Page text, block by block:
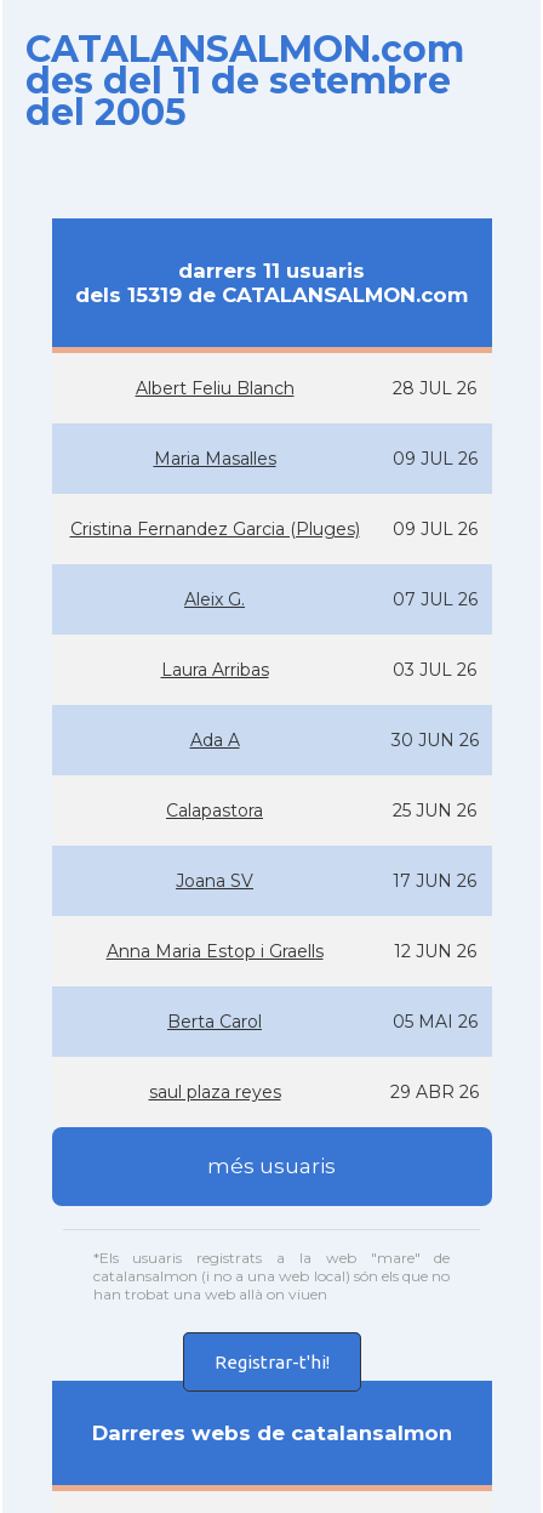
CATALANSALMON.com
des del 11 de setembre
del 2005
darrers 11 usuaris
dels 15319 de CATALANSALMON.com
Albert Feliu Blanch 28 JUL 26
Maria Masalles 09 JUL 26
Cristina Fernandez Garcia (Pluges) 09 JUL 26
Aleix G. 07 JUL 26
Laura Arribas 03 JUL 26
Ada A 30 JUN 26
Calapastora 25 JUN 26
Joana SV 17 JUN 26
Anna Maria Estop i Graells 12 JUN 26
Berta Carol 05 MAI 26
saul plaza reyes 29 ABR 26
més usuaris
*Els usuaris registrats a la web "mare" de
catalansalmon (i no a una web local) són els que no
han trobat una web allà on viuen
Registrar-t'hi!
Darreres webs de catalansalmon